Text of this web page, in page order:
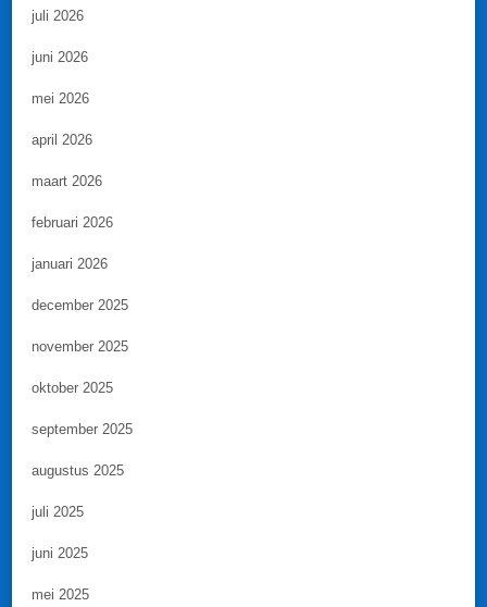
juli 2026
juni 2026
mei 2026
april 2026
maart 2026
februari 2026
januari 2026
december 2025
november 2025
oktober 2025
september 2025
augustus 2025
juli 2025
juni 2025
mei 2025